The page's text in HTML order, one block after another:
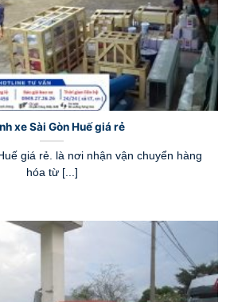
xe Sài Gòn Huế giá rẻ
giá rẻ. là nơi nhận vận chuyển hàng
hóa từ [...]